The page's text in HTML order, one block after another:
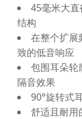
45毫米大
结构
在整个扩展
致的低音响应
包围耳朵轮
隔音效果
90°旋转式
舒适且耐用